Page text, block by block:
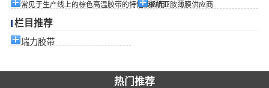
常见于生产线上的棕色高温胶带的特性及应用聚酰亚胺薄膜供应商
栏目推荐
瑞力胶带
热门推荐